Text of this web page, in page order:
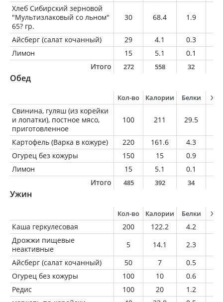
Хлеб Сибирский зерновой
"Мультизлаковый со льном"
65? гр.
30 68.4 1.9
Айсберг (салат кочанный) 29 4.1 0.3
Лимон
15 5.1 0.1
Итого
272 558 32
Обед
Кол-во Калории Белки
Свинина, гуляш (из корейки
и лопатки), постное мясо,
приготовленное
100 211 29.5
Картофель (Варка в кожуре) 220 161.6 4.3
Огурец без кожуры
150 15 0.9
Лимон
15 5.1 0.1
Итого
485 392 34
Ужин
Кол-во Калории Белки
Каша геркулесовая 200 122.2 4.2
Дрожжи пищевые
неактивные
5 14.1 2.3
Айсберг (салат кочанный)
50 7 0.5
Огурец без кожуры
100 10 0.6
Редис
100 20 1.2